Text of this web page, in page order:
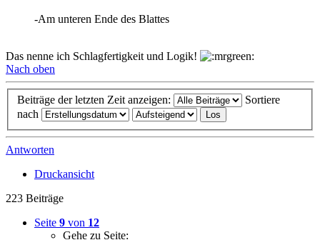
-Am unteren Ende des Blattes
Das nenne ich Schlagfertigkeit und Logik!
Nach oben
Beiträge der letzten Zeit anzeigen:
Sortiere
nach
Antworten
Druckansicht
223 Beiträge
Seite 9 von 12
Gehe zu Seite: